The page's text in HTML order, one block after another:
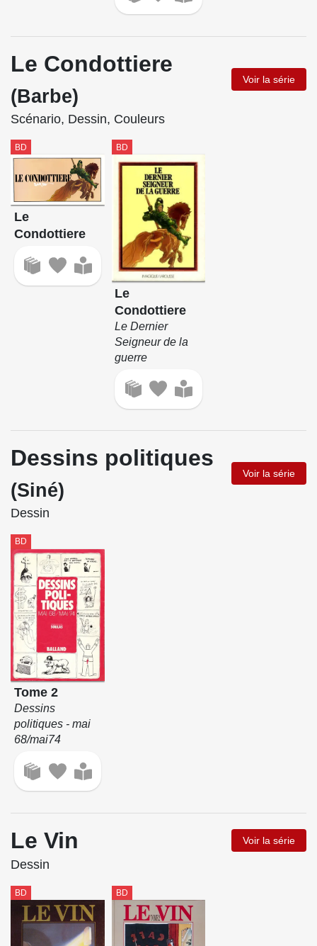
Le Condottiere
(Barbe)
Voir la série
Scénario, Dessin, Couleurs
BD
Le
Condottiere
BD
Le
Condottiere
Le Dernier
Seigneur de la
guerre
Dessins politiques
(Siné)
Voir la série
Dessin
BD
Tome 2
Dessins
politiques - mai
68/mai74
Le Vin Voir la série
Dessin
BD BD